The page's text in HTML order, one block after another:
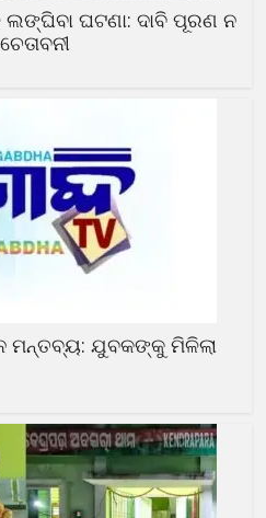
ଘଟଣା: ଦାବି ପୂରଣ ନ
ମନ୍ତବ୍ୟ: ଯୁବକଙ୍କୁ ମିଳିଲା